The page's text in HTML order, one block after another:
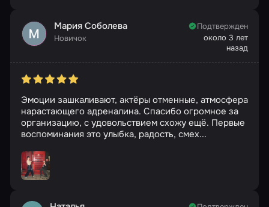
Мария Соболева
Новичок
Подтвержден
около 3 лет
назад
Эмоции зашкаливают, актёры отменные, атмосфера
нарастающего адреналина. Спасибо огромное за
организацию, с удовольствием схожу ещё. Первые
воспоминания это улыбка, радость, смех...